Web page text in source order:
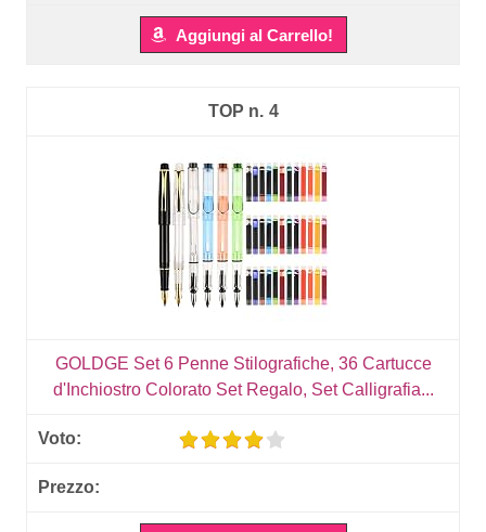
Aggiungi al Carrello!
4
GOLDGE Set 6 Penne Stilografiche, 36 Cartucce
d'Inchiostro Colorato Set Regalo, Set Calligrafia...